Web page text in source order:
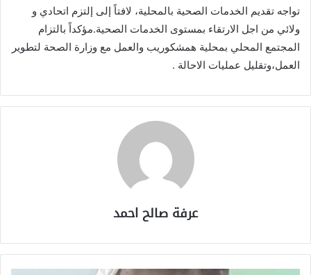
تواجه تقديم الخدمات الصحية بالمحلية، لافتاً إلى إلتزم اتحادي و
ولائي من اجل الارتقاء بمستوى الخدمات الصحية.مؤكداً بالتزام
المجتمع المحلي بمحلية همشكوريب والعمل مع وزارة الصحة لتطوير
العمل،وتقليل عمليات الاحالة .
عرفة صالح احمد